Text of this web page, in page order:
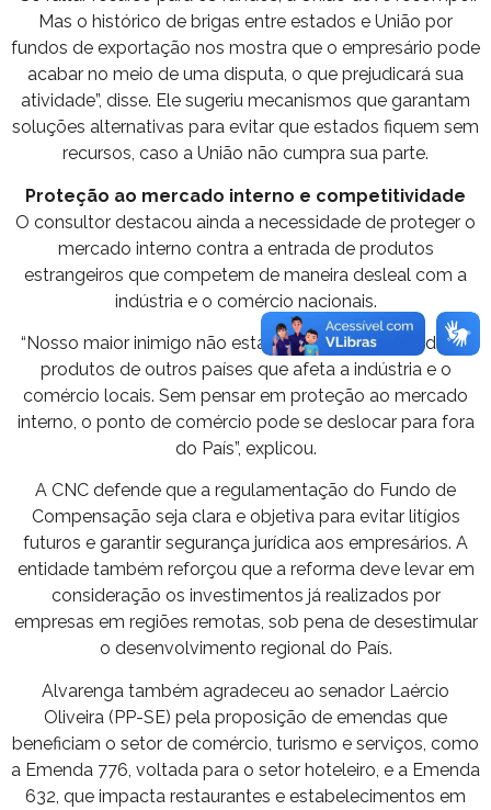
Mas o histórico de brigas entre estados e União por
fundos de exportação nos mostra que o empresário pode
acabar no meio de uma disputa, o que prejudicará sua
atividade”, disse. Ele sugeriu mecanismos que garantam
soluções alternativas para evitar que estados fiquem sem
recursos, caso a União não cumpra sua parte.
Proteção ao mercado interno e competitividade
O consultor destacou ainda a necessidade de proteger o
mercado interno contra a entrada de produtos
estrangeiros que competem de maneira desleal com a
indústria e o comércio nacionais.
“Nosso maior inimigo não está entre nós. É a entrada de
produtos de outros países que afeta a indústria e o
comércio locais. Sem pensar em proteção ao mercado
interno, o ponto de comércio pode se deslocar para fora
do País”, explicou.
A CNC defende que a regulamentação do Fundo de
Compensação seja clara e objetiva para evitar litígios
futuros e garantir segurança jurídica aos empresários. A
entidade também reforçou que a reforma deve levar em
consideração os investimentos já realizados por
empresas em regiões remotas, sob pena de desestimular
o desenvolvimento regional do País.
Alvarenga também agradeceu ao senador Laércio
Oliveira (PP-SE) pela proposição de emendas que
beneficiam o setor de comércio, turismo e serviços, como
a Emenda 776, voltada para o setor hoteleiro, e a Emenda
632, que impacta restaurantes e estabelecimentos em